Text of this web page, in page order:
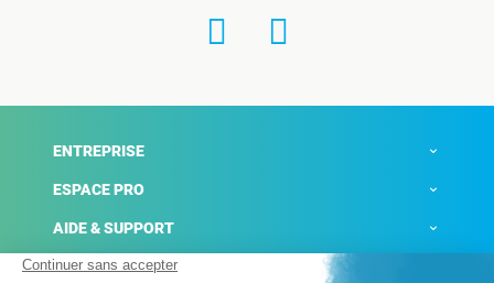
ENTREPRISE
ESPACE PRO
AIDE & SUPPORT
ACTUALITÉS